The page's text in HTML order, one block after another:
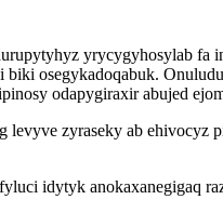
yrycygyhosylab
osegykadoqabuk.
odapygiraxir abujed
zyraseky ab
idytyk anokaxanegigaq